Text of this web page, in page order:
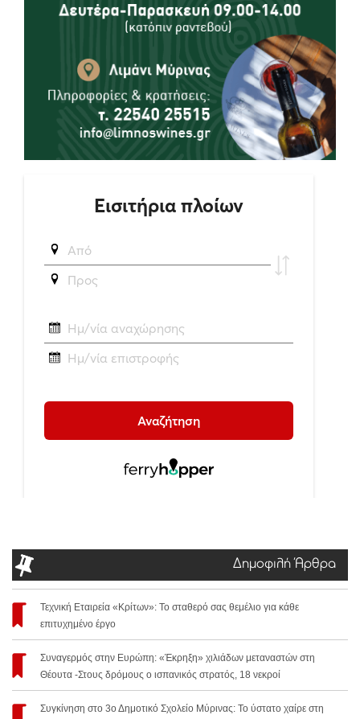
Δημοφιλή Άρθρα
Τεχνική Εταιρεία «Κρίτων»: Το σταθερό σας θεμέλιο για κάθε
επιτυχημένο έργο
Συναγερμός στην Ευρώπη: «Έκρηξη» χιλιάδων μεταναστών στη
Θέουτα -Στους δρόμους ο ισπανικός στρατός, 18 νεκροί
Συγκίνηση στο 3ο Δημοτικό Σχολείο Μύρινας: Το ύστατο χαίρε στη